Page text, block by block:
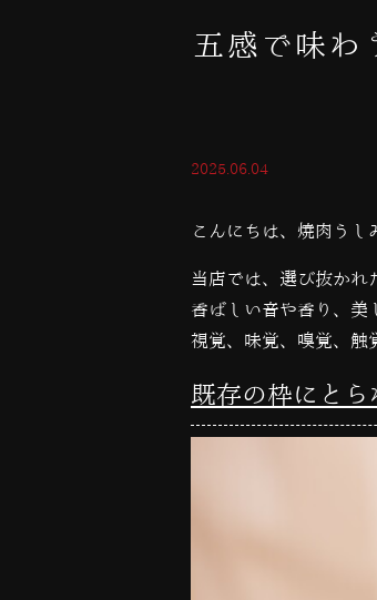
五感で味わ
2025.06.04
こんにちは、焼肉うし
当店では、選び抜かれ
香ばしい音や香り、美
視覚、味覚、嗅覚、触
既存の枠にと